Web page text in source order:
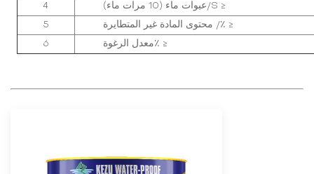
4 عبوات ماء (10 مرات ماء)/S ≥
5 محتوى المادة غير المتطايرة /٪ ≥
6 معدل الرغوة٪ ≥